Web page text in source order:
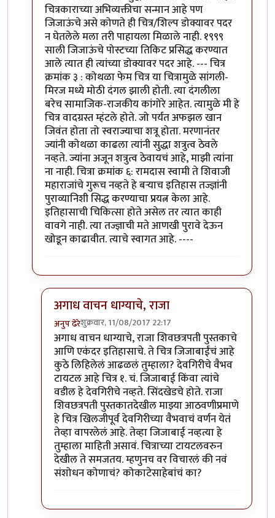
चित्रकाराच्या अभिव्यक्तीचा सन्मान आहे पण
जिजाऊंचे असे कोणते ही चित्र/शिल्प डोक्यावर पदर
न घेतलेले मला तरी पाहायला मिळाले नाही. १९९९
साली जिजाऊंचे पोस्टच्या तिकिट प्रसिद्ध करण्यात
आले त्यात ही त्यांच्या डोक्यावर पदर आहे. --- चित्र
क्रमांक ३ : कोथळा फेम चित्र या चित्रामुळे सांगली-
मिरज मध्ये मोठी दंगल झाली होती. त्या दंगलीला
बरेच सामाजिक-राजकीय कांगोरे आहेत. त्यामुळे मी हे
चित्र वादग्रस्त म्हंटले होते. जो पर्यंत अफझल खान
जिवंत होता तो स्वराज्याचा शत्रू होता. मरणानंतर
ज्यांनी कोथळा काढला त्यांनी सुद्धा शत्रुत्व ठेवले
नव्हते. ज्यांना अजून शत्रुत्व ठेवायचं आहे, माझी त्यांना
ना नाही. चित्रा क्रमांक ६: रामदास स्वामी ते शिवाजी
महाराजांचे गुरूच नव्हते हे बऱ्याच इतिहास तज्ज्ञांनी
पुराव्यानिशी सिद्ध करण्याचा प्रयत्न केला आहे.
इतिहासाची चिकित्सा होते असेल तर त्यात काही
वावगे नाही. त्या तज्ज्ञाची मते आणखी पुरावे देऊन
खोडून काढावीत. त्याचे स्वागत आहे. ----
अगाध वाचन धाग्याचे, राजा
अनुप ढेरेशुक्रवार, 11/08/2017 22:17
In reply toक्षमा करा सगळी चित्रेbyविशुमित
अगाध वाचन धाग्याचे, राजा शिवछत्रपती पुस्तकाचे
आणि एकंदर इतिहासाचे. ते चित्र जिजाबाईंचं आहे
कुठे लिहिलेलं आढळलं तुम्हाला? देवगिरीचे वैभव
टायटल आहे चित्र १. चं. जिजाबाई किंवा त्यांचे
वडील हे देवगिरीचे नव्हते. सिंदखेडचे होते. राजा
शिवछत्रपती पुस्तकातदेखील माझ्या आठवणीप्रमाणे
हे चित्र खिलजीपूर्व देवगिरीच्या वैभवाचं वर्णन येतं
तेव्हा वापरलेलं आहे. तेव्हा जिजाबाई नव्हत्या हे
तुम्हाला माहिती असावं. चित्राच्या टायटलवरुन
देखील ते समजतय. म्हणुनच वर विचारलं की नवं
संशोधन कोणाचं? कोकाटेसाहेबांचं का?